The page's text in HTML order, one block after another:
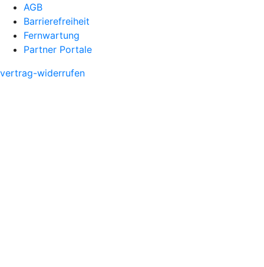
AGB
Barrierefreiheit
Fernwartung
Partner Portale
vertrag-widerrufen